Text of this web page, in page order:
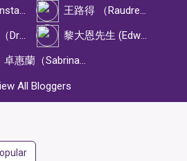
曾澳英（Constance Tsang）
王路得 （Raudres Wong）
李綺萍博士 （Dr Alison Lee）
黎大恩先生 (Edward Lai)
卓惠蘭（Sabrina Cheuk）
All Bloggers